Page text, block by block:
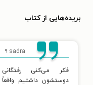
بریده‌هایی از کتاب
sadra ۹
فکر می‌کنی
دوستشون داشتیم واقعاً